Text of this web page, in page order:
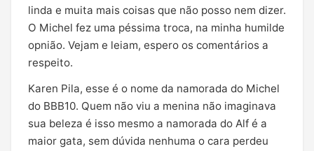
linda e muita mais coisas que não posso nem dizer.
O Michel fez uma péssima troca, na minha humilde
opnião. Vejam e leiam, espero os comentários a
respeito.
Karen Pila, esse é o nome da namorada do Michel
do BBB10. Quem não viu a menina não imaginava
sua beleza é isso mesmo a namorada do Alf é a
maior gata, sem dúvida nenhuma o cara perdeu